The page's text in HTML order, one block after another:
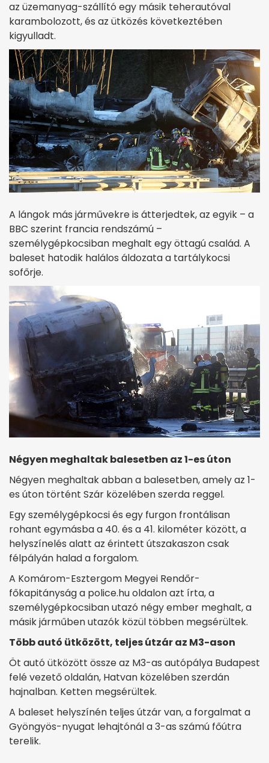
az üzemanyag-szállító egy másik teherautóval
karambolozott, és az ütközés következtében
kigyulladt.
A lángok más járművekre is átterjedtek, az egyik – a
BBC szerint francia rendszámú –
személygépkocsiban meghalt egy öttagú család. A
baleset hatodik halálos áldozata a tartálykocsi
sofőrje.
Négyen meghaltak balesetben az 1-es úton
Négyen meghaltak abban a balesetben, amely az 1-
es úton történt Szár közelében szerda reggel.
Egy személygépkocsi és egy furgon frontálisan
rohant egymásba a 40. és a 41. kilométer között, a
helyszínelés alatt az érintett útszakaszon csak
félpályán halad a forgalom.
A Komárom-Esztergom Megyei Rendőr-
főkapitányság a police.hu oldalon azt írta, a
személygépkocsiban utazó négy ember meghalt, a
másik járműben utazók közül többen megsérültek.
Több autó ütközött, teljes útzár az M3-ason
Öt autó ütközött össze az M3-as autópálya Budapest
felé vezető oldalán, Hatvan közelében szerdán
hajnalban. Ketten megsérültek.
A baleset helyszínén teljes útzár van, a forgalmat a
Gyöngyös-nyugat lehajtónál a 3-as számú főútra
terelik.